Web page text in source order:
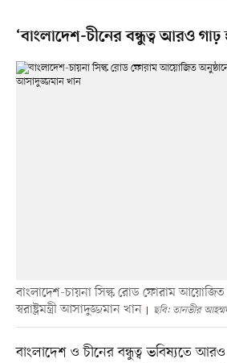
‘বাংলাদেশ-চীনের বন্ধুত্ব আরও গাঢ়
বাংলাদেশ-চায়না সিল্ক রোড ফোরাম আয়োজিত
স্বরাষ্ট্রমন্ত্রী আসাদুজ্জমান খান
ছবি: তানভীর
বাংলাদেশ ও চীনের বন্ধুত্ব ভবিষ্যতে